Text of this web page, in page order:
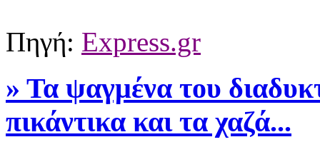
Πηγή: Express.gr
» Τα ψαγμένα του
πικάντικα και τα χαζά...